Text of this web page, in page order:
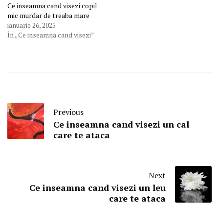
Ce inseamna cand visezi copil
mic murdar de treaba mare
ianuarie 26, 2025
În „Ce inseamna cand visezi”
Previous
Ce inseamna cand visezi un cal
care te ataca
Next
Ce inseamna cand visezi un leu
care te ataca